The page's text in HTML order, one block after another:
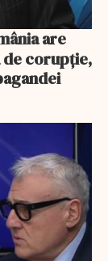
corupție,